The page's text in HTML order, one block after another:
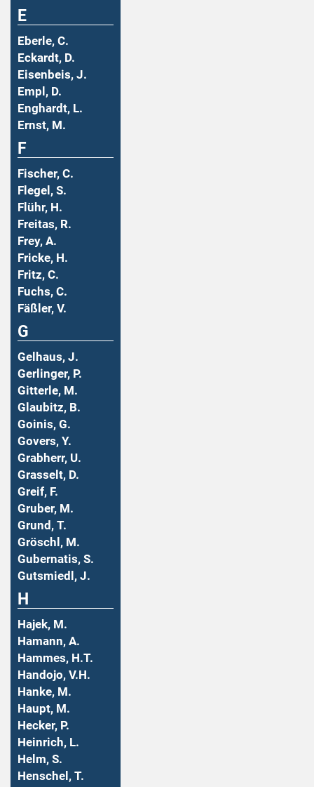
E
Eberle, C.
Eckardt, D.
Eisenbeis, J.
Empl, D.
Enghardt, L.
Ernst, M.
F
Fischer, C.
Flegel, S.
Flühr, H.
Freitas, R.
Frey, A.
Fricke, H.
Fritz, C.
Fuchs, C.
Fäßler, V.
G
Gelhaus, J.
Gerlinger, P.
Gitterle, M.
Glaubitz, B.
Goinis, G.
Govers, Y.
Grabherr, U.
Grasselt, D.
Greif, F.
Gruber, M.
Grund, T.
Gröschl, M.
Gubernatis, S.
Gutsmiedl, J.
H
Hajek, M.
Hamann, A.
Hammes, H.T.
Handojo, V.H.
Hanke, M.
Haupt, M.
Hecker, P.
Heinrich, L.
Helm, S.
Henschel, T.